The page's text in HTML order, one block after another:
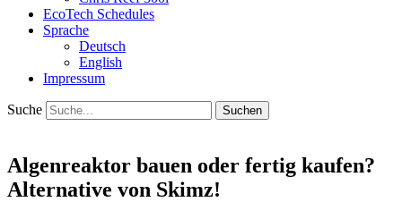
EcoTech Schedules
Sprache
Deutsch
English
Impressum
Suche
Algenreaktor bauen oder fertig kaufen?
Alternative von Skimz!